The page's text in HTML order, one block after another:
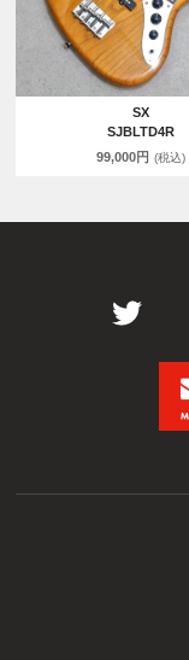
SX
SJBLTD4R
99,000円 (税込)